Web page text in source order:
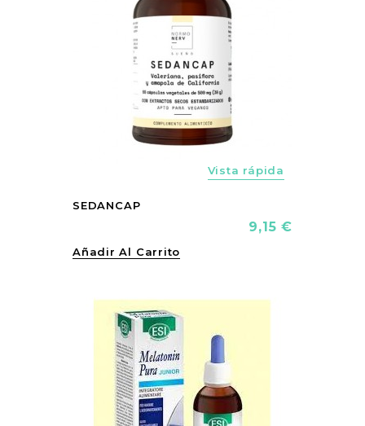
Vista rápida
SEDANCAP
Precio
9,15 €
Añadir Al Carrito